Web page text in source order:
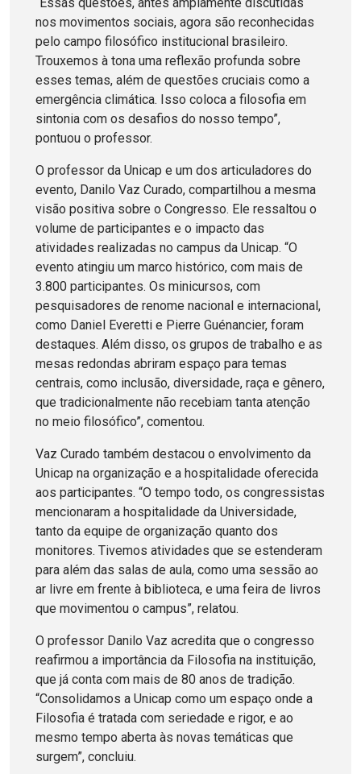
nos movimentos sociais, agora são reconhecidas
pelo campo filosófico institucional brasileiro.
Trouxemos à tona uma reflexão profunda sobre
esses temas, além de questões cruciais como a
emergência climática. Isso coloca a filosofia em
sintonia com os desafios do nosso tempo”,
pontuou o professor.
O professor da Unicap e um dos articuladores do
evento, Danilo Vaz Curado, compartilhou a mesma
visão positiva sobre o Congresso. Ele ressaltou o
volume de participantes e o impacto das
atividades realizadas no campus da Unicap. “O
evento atingiu um marco histórico, com mais de
3.800 participantes. Os minicursos, com
pesquisadores de renome nacional e internacional,
como Daniel Everetti e Pierre Guénancier, foram
destaques. Além disso, os grupos de trabalho e as
mesas redondas abriram espaço para temas
centrais, como inclusão, diversidade, raça e gênero,
que tradicionalmente não recebiam tanta atenção
no meio filosófico”, comentou.
Vaz Curado também destacou o envolvimento da
Unicap na organização e a hospitalidade oferecida
aos participantes. “O tempo todo, os congressistas
mencionaram a hospitalidade da Universidade,
tanto da equipe de organização quanto dos
monitores. Tivemos atividades que se estenderam
para além das salas de aula, como uma sessão ao
ar livre em frente à biblioteca, e uma feira de livros
que movimentou o campus”, relatou.
O professor Danilo Vaz acredita que o congresso
reafirmou a importância da Filosofia na instituição,
que já conta com mais de 80 anos de tradição.
“Consolidamos a Unicap como um espaço onde a
Filosofia é tratada com seriedade e rigor, e ao
mesmo tempo aberta às novas temáticas que
surgem”, concluiu.